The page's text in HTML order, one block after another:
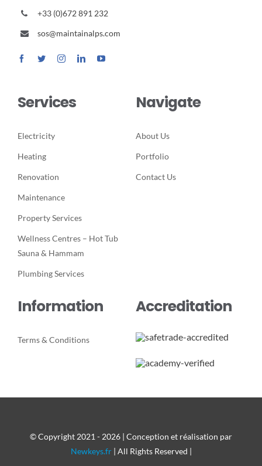
+33 (0)672 891 232
sos@maintainalps.com
Services
Electricity
Heating
Renovation
Maintenance
Property Services
Wellness Centres – Hot Tub
Sauna & Hammam
Plumbing Services
Navigate
About Us
Portfolio
Contact Us
Information
Terms & Conditions
Accreditation
© Copyright 2021 - 2026 | Conception et réalisation par
Newkeys.fr| All Rights Reserved |